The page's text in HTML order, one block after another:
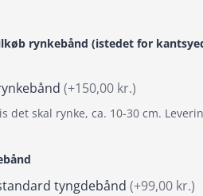
rynkebånd (istedet for
(+150,00 kr.)
det skal rynke, ca. 10-30 cm.
tyngdebånd (+99,00 kr.)